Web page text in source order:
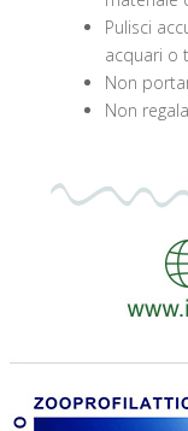
Pulisci
acquari o
Non
Non